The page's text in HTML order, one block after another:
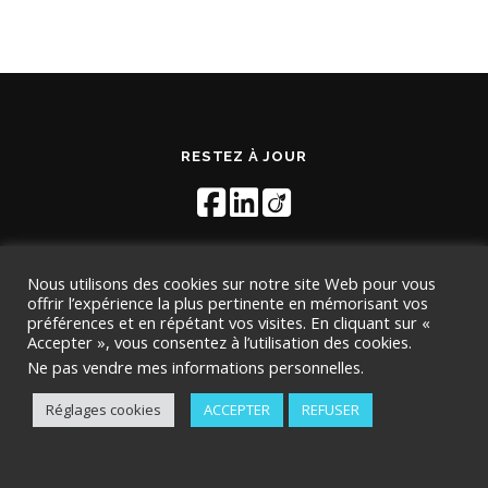
RESTEZ À JOUR
Copyright © 2026 TMD Conseil–OnePressthème par
FameThemes. Traduit par Wp Trads.
Nous utilisons des cookies sur notre site Web pour vous
offrir l’expérience la plus pertinente en mémorisant vos
préférences et en répétant vos visites. En cliquant sur «
Accepter », vous consentez à l’utilisation des cookies.
Ne pas vendre mes informations personnelles.
Réglages cookies ACCEPTER REFUSER